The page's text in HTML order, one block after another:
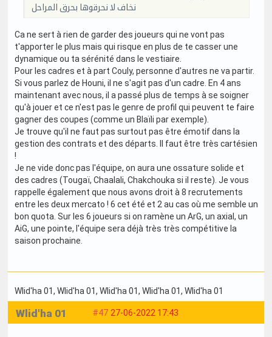
نخاف لا نحرقوها بحرق المراحل
Ca ne sert à rien de garder des joueurs qui ne vont pas
t'apporter le plus mais qui risque en plus de te casser une
dynamique ou ta sérénité dans le vestiaire.
Pour les cadres et à part Couly, personne d'autres ne va partir.
Si vous parlez de Houni, il ne s'agit pas d'un cadre. En 4 ans
maintenant avec nous, il a passé plus de temps à se soigner
qu'à jouer et ce n'est pas le genre de profil qui peuvent te faire
gagner des coupes (comme un Blaïli par exemple).
Je trouve qu'il ne faut pas surtout pas être émotif dans la
gestion des contrats et des départs. Il faut être très cartésien
!
Je ne vide donc pas l'équipe, on aura une ossature solide et
des cadres (Tougaï, Chaalali, Chakchouka si il reste). Je vous
rappelle également que nous avons droit à 8 recrutements
entre les deux mercato ! 6 cet été et 2 au cas où me semble un
bon quota. Sur les 6 joueurs si on ramène un ArG, un axial, un
AiG, une pointe, l'équipe sera déjà très très compétitive la
saison prochaine.
Wlid'ha 01, Wlid'ha 01, Wlid'ha 01, Wlid'ha 01, Wlid'ha 01
#47 27-06-2022 17:43
Wlid'ha 01